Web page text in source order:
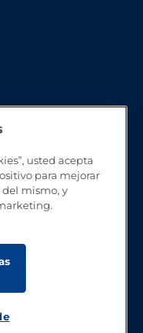
usted acepta
para mejorar
del mismo, y